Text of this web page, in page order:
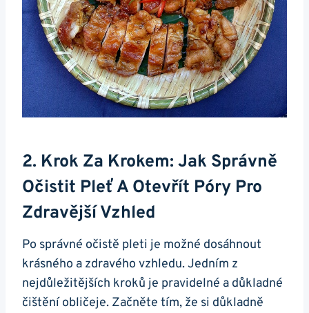
2.⁣ Krok Za Krokem: Jak Správně
Očistit Pleť A Otevřít Póry​ Pro‍
Zdravější Vzhled
Po správné očistě pleti je možné dosáhnout‌
krásného⁤ a zdravého vzhledu. Jedním z
nejdůležitějších kroků je pravidelné a důkladné
čištění​ obličeje. Začněte tím, že si důkladně